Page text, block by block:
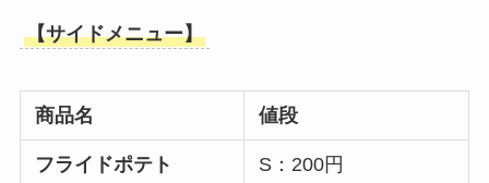
【サイドメニュー】
商品名 値段
フライドポテト
S：200円